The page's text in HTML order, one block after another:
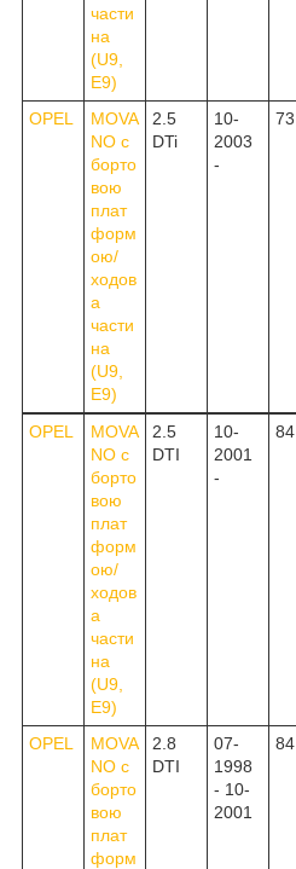
части
на
(U9,
E9)
OPEL
MOVA
NO c
борто
вою
плат
форм
ою/
ходов
а
части
на
(U9,
E9)
2.5
DTi
10-
2003
-
73
OPEL
MOVA
NO c
борто
вою
плат
форм
ою/
ходов
а
части
на
(U9,
E9)
2.5
DTI
10-
2001
-
84
OPEL
MOVA
NO c
борто
вою
плат
форм
2.8
DTI
07-
1998
- 10-
2001
84